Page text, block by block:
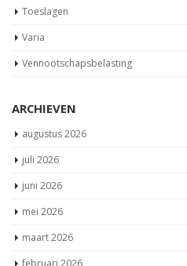
Toeslagen
Varia
Vennootschapsbelasting
ARCHIEVEN
augustus 2026
juli 2026
juni 2026
mei 2026
maart 2026
februari 2026